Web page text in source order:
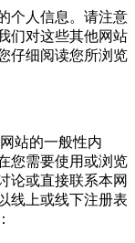
时间与您联系